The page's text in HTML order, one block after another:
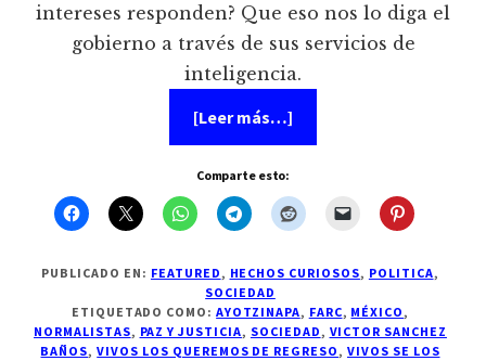
intereses responden? Que eso nos lo diga el
gobierno a través de sus servicios de
inteligencia.
[Leer más…]
Ayotzinapa:
Peña,
fue
la
mercenaria
Comparte esto:
PUBLICADO EN: FEATURED , HECHOS CURIOSOS, POLITICA,
SOCIEDAD
ETIQUETADO COMO:AYOTZINAPA, FARC, MÉXICO ,
NORMALISTAS, PAZ Y JUSTICIA, SOCIEDAD , VICTOR SANCHEZ
BAÑOS,VIVOS LOS QUEREMOS DE REGRESO , VIVOS SE LOS